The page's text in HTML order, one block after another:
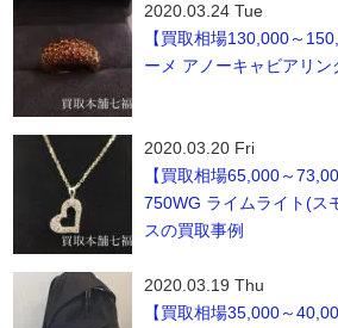
2020.03.24 Tue
【買取相場130,000～
ーメ アノーキャビアリン
2020.03.20 Fri
【買取相場65,000～
750WG ライムライト(ス
スの買取事例
2020.03.19 Thu
【買取相場35,000～